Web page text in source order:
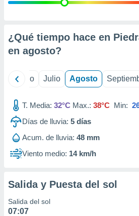
e
mediante
de
1199
¿Qué tiempo hace en
en agosto?
Junio Julio Agosto
T. Media: 32°C Max.: 38°C Min:
Días de lluvia: 5 días
Acum. de lluvia: 48 mm
Viento medio: 14 km/h
Salida y Puesta del sol
Salida del sol
07:07